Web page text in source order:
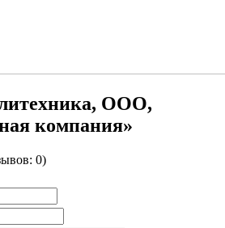
ООО,
компания»
0)